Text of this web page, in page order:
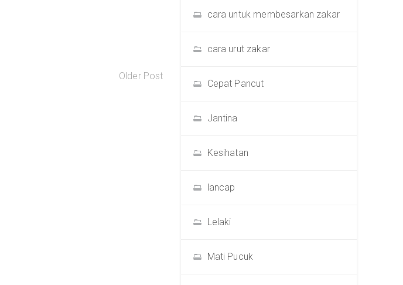
Older Post
cara untuk membesarkan zakar
cara urut zakar
Cepat Pancut
Jantina
Kesihatan
lancap
Lelaki
Mati Pucuk